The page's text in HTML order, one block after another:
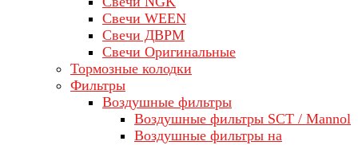
Свечи WEEN
Свечи ДВРМ
Свечи Оригинальные
Тормозные колодки
Фильтры
Воздушные фильтры
Воздушные фильтры SCT / Mannol
Воздушные фильтры на